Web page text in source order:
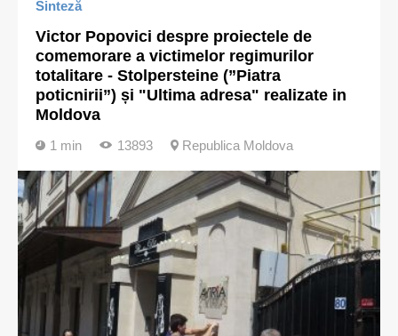
Sinteză
Victor Popovici despre proiectele de
comemorare a victimelor regimurilor
totalitare - Stolpersteine (”Piatra
poticnirii”) și "Ultima adresa" realizate in
Moldova
1 min 13893 Republica Moldova